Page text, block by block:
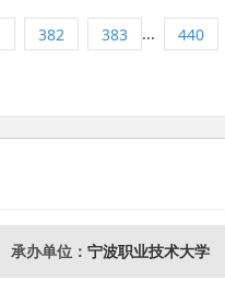
382 383 ... 440
承办单位： 宁波职业技术大学